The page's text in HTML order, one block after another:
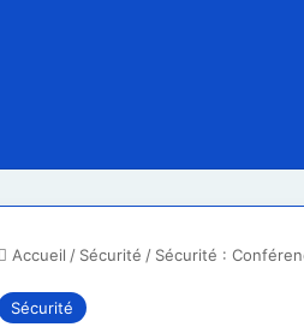
Accueil / Sécurité / Sécurité :
Sécurité